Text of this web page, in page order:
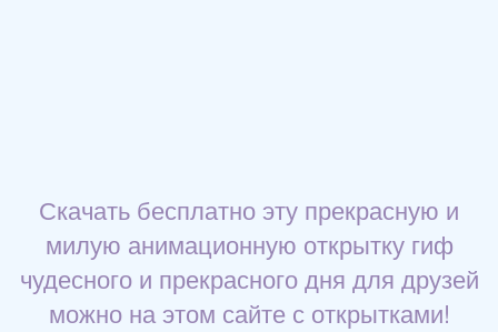
Скачать бесплатно эту прекрасную и
милую анимационную открытку гиф
чудесного и прекрасного дня для друзей
можно на этом сайте с открытками!